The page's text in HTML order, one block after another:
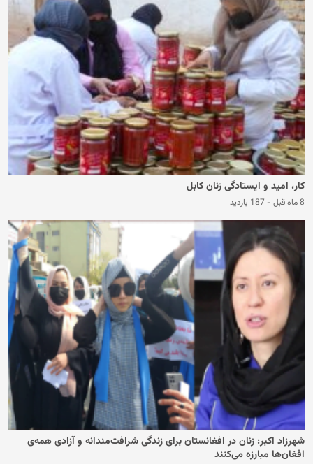
کار، امید و ایستادگی زنان کابل
8 ماه قبل - 187 بازدید
شهرزاد اکبر: زنان در افغانستان برای زندگی شرافت‌مندانه و آزادی همه‌ی
افغان‌ها مبارزه می‌کنند